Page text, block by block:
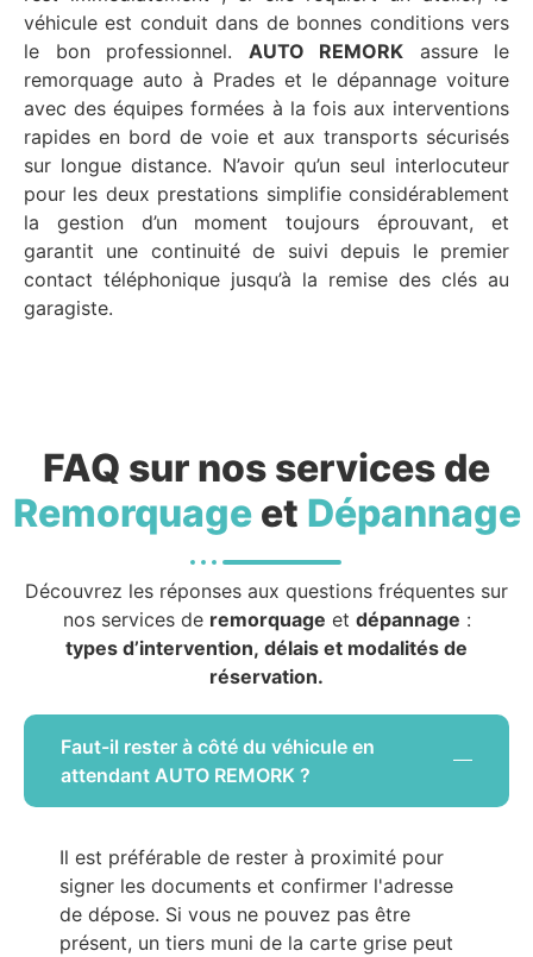
véhicule est conduit dans de bonnes conditions vers
le bon professionnel. AUTO REMORK assure le
remorquage auto à Prades et le dépannage voiture
avec des équipes formées à la fois aux interventions
rapides en bord de voie et aux transports sécurisés
sur longue distance. N’avoir qu’un seul interlocuteur
pour les deux prestations simplifie considérablement
la gestion d’un moment toujours éprouvant, et
garantit une continuité de suivi depuis le premier
contact téléphonique jusqu’à la remise des clés au
garagiste.
FAQ sur nos services de
Remorquageet Dépannage
Découvrez les réponses aux questions fréquentes sur
nos services de remorquage et dépannage :
types d’intervention, délais et modalités de
réservation.
Faut-il rester à côté du véhicule en
attendant AUTO REMORK ?
Il est préférable de rester à proximité pour
signer les documents et confirmer l'adresse
de dépose. Si vous ne pouvez pas être
présent, un tiers muni de la carte grise peut